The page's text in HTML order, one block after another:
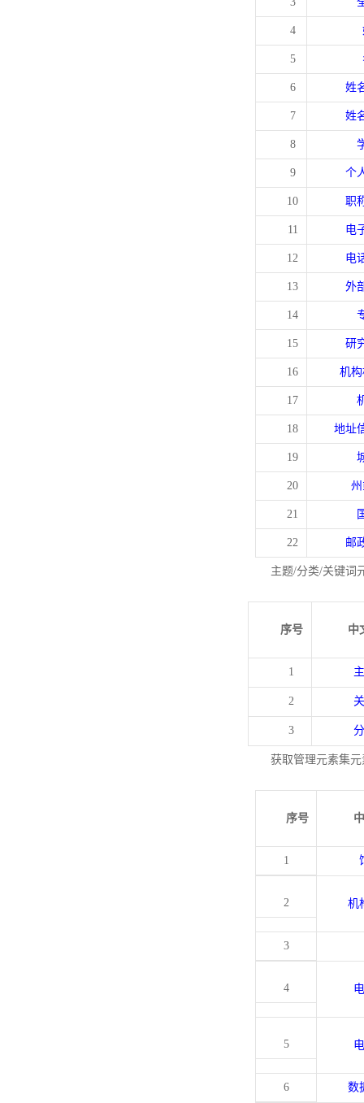
4
5
6 姓
7 姓
8
9 个
10 职
11 电
12 电
13 外
14
15 研
16 机
17
18 地址
19
20
21
22 邮
主题/分类/关键词
序号 中
1
2
3
获取管理元素集
序号
1
2 机
3
4
5
6 数